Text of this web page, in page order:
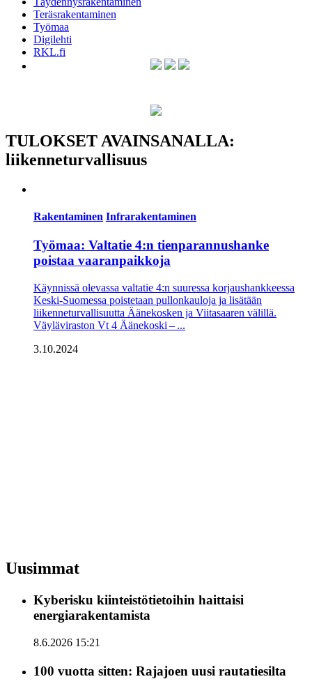
Teräsrakentaminen
Työmaa
Digilehti
RKL.fi
TULOKSET AVAINSANALLA:
liikenneturvallisuus
Rakentaminen Infrarakentaminen
Työmaa: Valtatie 4:n tienparannushanke
poistaa vaaranpaikkoja
Käynnissä olevassa valtatie 4:n suuressa korjaushankkeessa
Keski-Suomessa poistetaan pullonkauloja ja lisätään
liikenneturvallisuutta Äänekosken ja Viitasaaren välillä.
Väyläviraston Vt 4 Äänekoski – ...
3.10.2024
Uusimmat
Kyberisku kiinteistötietoihin haittaisi
energiarakentamista
8.6.2026 15:21
100 vuotta sitten: Rajajoen uusi rautatiesilta